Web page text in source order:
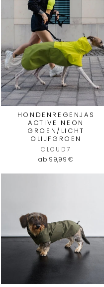
HONDENREGENJAS
ACTIVE NEON
GROEN/LICHT
OLIJFGROEN
CLOUD7
ab 99,99 €